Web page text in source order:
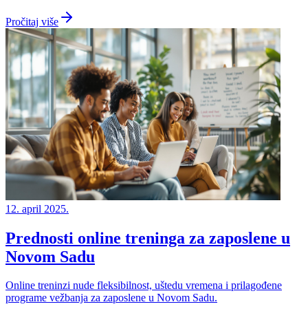
Pročitaj više
12. april 2025.
Prednosti online treninga za zaposlene u
Novom Sadu
Online treninzi nude fleksibilnost, uštedu vremena i prilagođene
programe vežbanja za zaposlene u Novom Sadu.